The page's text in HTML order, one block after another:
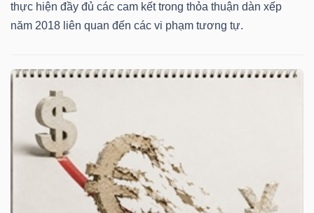
thực hiện đầy đủ các cam kết trong thỏa thuận dàn xếp
năm 2018 liên quan đến các vi phạm tương tự.